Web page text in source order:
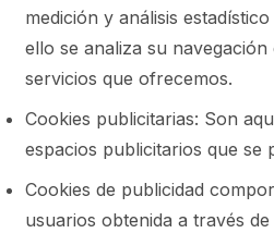
medición y análisis
ello se analiza su
servicios que ofrecemos.
Cookies publicitarias: Son
espacios publicitarios que se
Cookies de publicidad
usuarios obtenida a través